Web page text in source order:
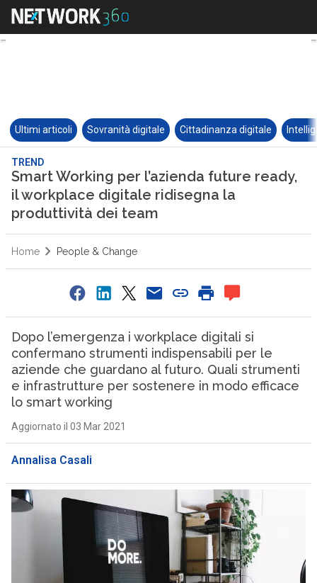
Ultimi articoli Sovranità digitale Cittadinanza digitale
TREND
Smart Working per l’azienda future ready,
il workplace digitale ridisegna la
produttività dei team
Home People & Change
Dopo l’emergenza i workplace digitali si
confermano strumenti indispensabili per le
aziende che guardano al futuro. Quali strumenti
e infrastrutture per sostenere in modo efficace
lo smart working
Aggiornato il 03 Mar 2021
Annalisa Casali